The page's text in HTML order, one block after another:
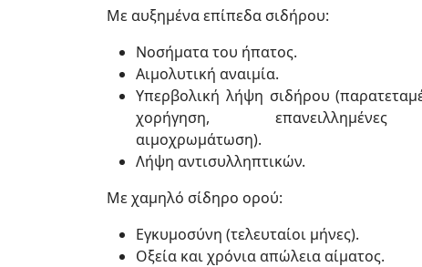
Με αυξημένα επίπεδα σιδήρου:
Νοσήματα του ήπατος.
Αιμολυτική αναιμία.
Υπερβολική λήψη σιδήρου
χορήγηση, επανειλλημένες
αιμοχρωμάτωση).
Λήψη αντισυλληπτικών.
Με χαμηλό σίδηρο ορού:
Εγκυμοσύνη (τελευταίοι μήνες).
Οξεία και χρόνια απώλεια αίματος.